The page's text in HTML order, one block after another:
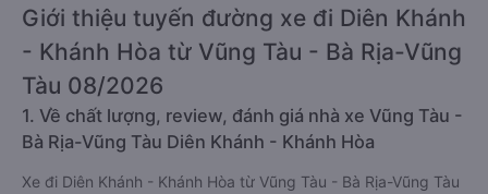
Giới thiệu tuyến đường xe đi Diên Khánh
- Khánh Hòa từ Vũng Tàu - Bà Rịa-Vũng
Tàu 08/2026
1. Về chất lượng, review, đánh giá nhà xe Vũng Tàu -
Bà Rịa-Vũng Tàu Diên Khánh - Khánh Hòa
Xe đi Diên Khánh - Khánh Hòa từ Vũng Tàu - Bà Rịa-Vũng Tàu